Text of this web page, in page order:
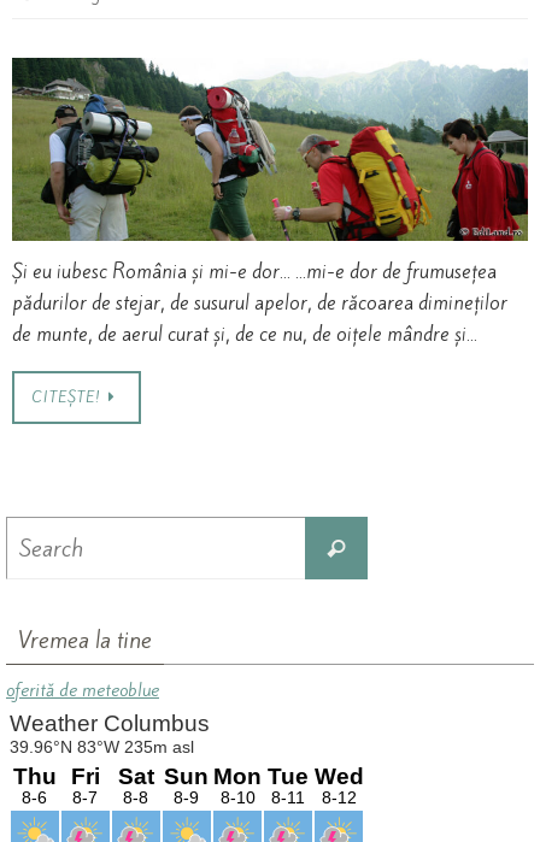
Și eu iubesc România și mi-e dor… …mi-e dor de frumusețea
pădurilor de stejar, de susurul apelor, de răcoarea dimineților
de munte, de aerul curat și, de ce nu, de oițele mândre și…
CITEȘTE!
Search
Vremea la tine
oferită de meteoblue